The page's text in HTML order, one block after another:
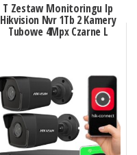
T Zestaw Monitoringu Ip
Hikvision Nvr 1Tb 2 Kamery
Tubowe 4Mpx Czarne L